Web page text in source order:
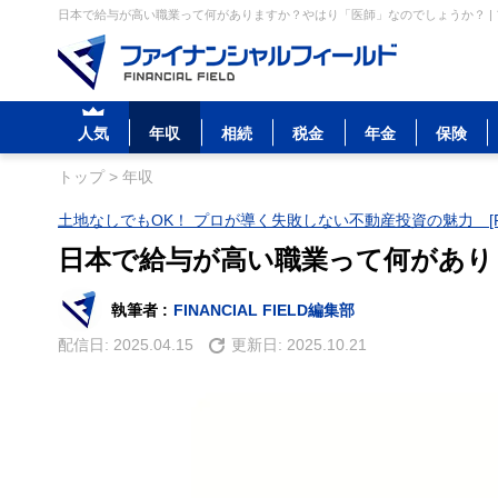
日本で給与が高い職業って何がありますか？やはり「医師」なのでしょうか？
人気 年収 相続 税金 年金 保険
トップ> 年収
土地なしでもOK！ プロが導く失敗しない不動産投資の魅力
日本で給与が高い職業って何があ
執筆者 : FINANCIAL FIELD編集部
配信日: 2025.04.15 更新日: 2025.10.21